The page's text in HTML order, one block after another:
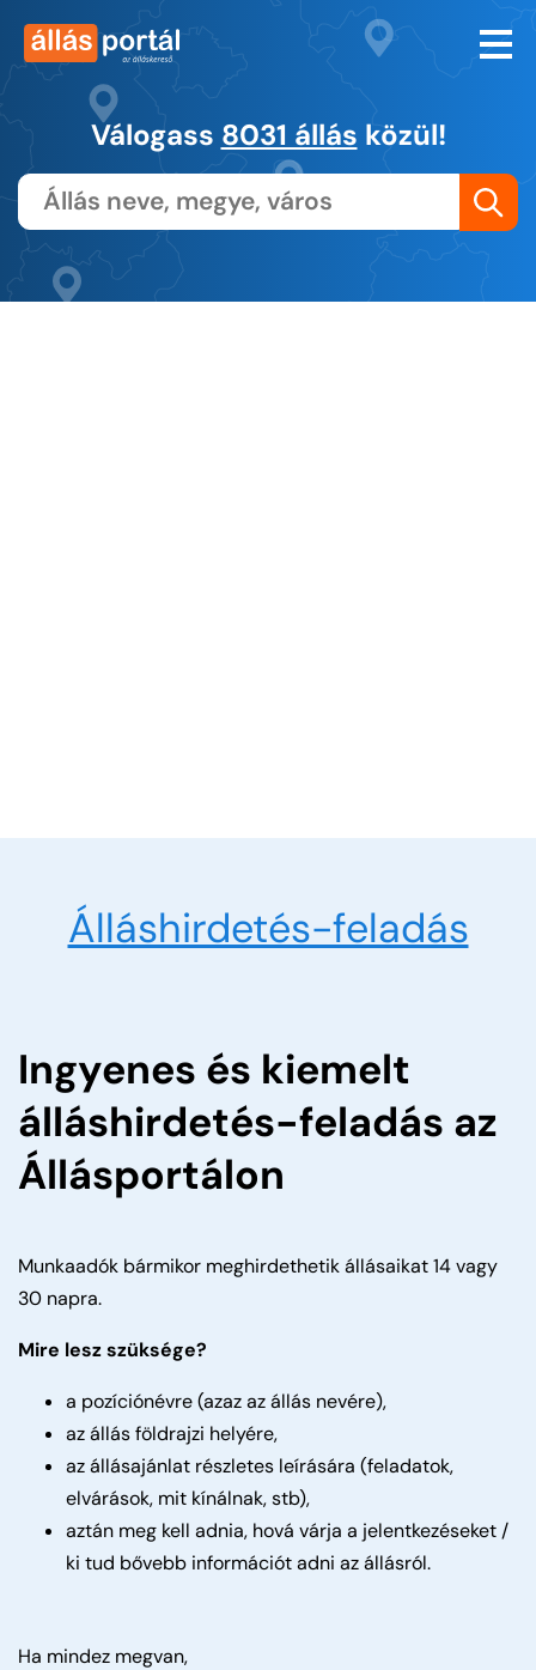
Válogass 8031 állás közül!
Álláshirdetés-feladás
Ingyenes és kiemelt
álláshirdetés-feladás az
Állásportálon
Munkaadók bármikor meghirdethetik állásaikat 14 vagy
30 napra.
Mire lesz szüksége?
a pozíciónévre (azaz az állás nevére),
az állás földrajzi helyére,
az állásajánlat részletes leírására (feladatok,
elvárások, mit kínálnak, stb),
aztán meg kell adnia, hová várja a jelentkezéseket /
ki tud bővebb információt adni az állásról.
Ha mindez megvan,